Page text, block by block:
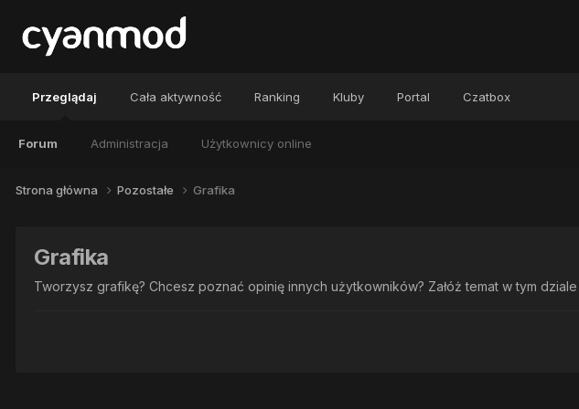
Przeglądaj
Forum Administracja Użytkownicy online
Cała aktywność Ranking Kluby Portal Czatbox
Strona główna Pozostałe Grafika
Grafika
Tworzysz grafikę? Chcesz poznać opinię innych użytkowników? Załóż temat w tym